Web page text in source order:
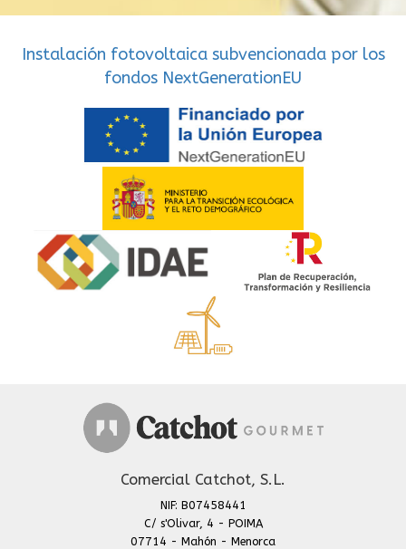
Instalación fotovoltaica subvencionada por los
fondos NextGenerationEU
Comercial Catchot, S.L.
NIF: B07458441
C/ s'Olivar, 4 - POIMA
07714 - Mahón - Menorca